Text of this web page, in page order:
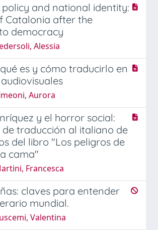
and national identity:
Catalonia after the
democracy
Alessia
es y cómo traducirlo en
Aurora
y el horror social:
traducción al italiano de
del libro "Los peligros de
cama"
Francesca
claves para entender
mundial.
Valentina